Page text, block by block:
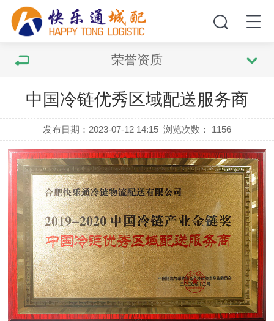
荣誉资质
中国冷链优秀区域配送服务商
发布日期：2023-07-12 14:15 浏览次数： 1156